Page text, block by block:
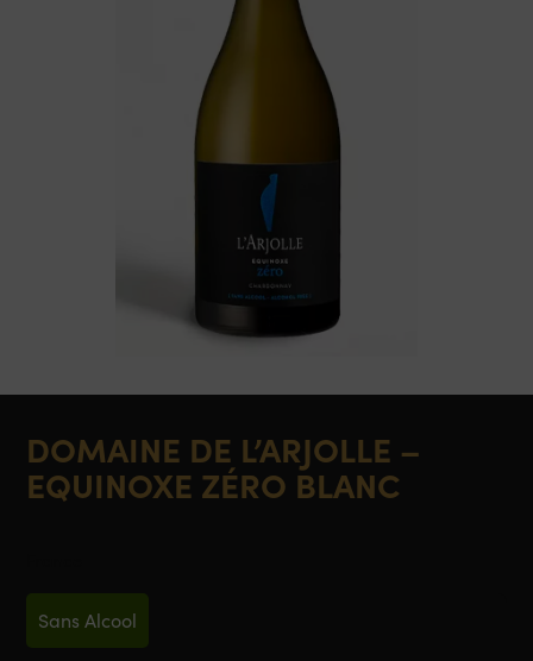
DOMAINE DE L’ARJOLLE –
EQUINOXE ZÉRO BLANC
Sans Alcool